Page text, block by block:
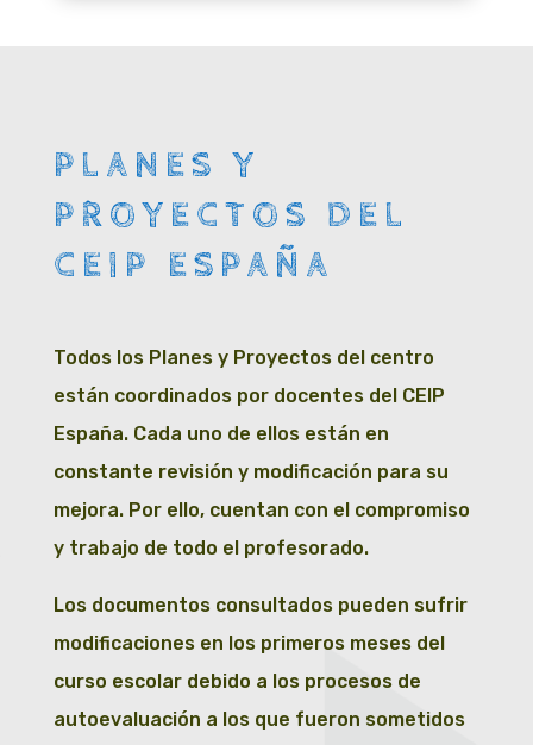
PLANES Y
PROYECTOS DEL
CEIP ESPAÑA
Todos los Planes y Proyectos del centro
están coordinados por docentes del CEIP
España. Cada uno de ellos están en
constante revisión y modificación para su
mejora. Por ello, cuentan con el compromiso
y trabajo de todo el profesorado.
Los documentos consultados pueden sufrir
modificaciones en los primeros meses del
curso escolar debido a los procesos de
autoevaluación a los que fueron sometidos